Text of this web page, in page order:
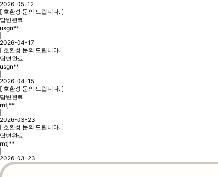
2026-05-12
[ 호환성 문의 드립니다. ]
답변완료
usgn**
2026-04-17
[ 호환성 문의 드립니다. ]
답변완료
usgn**
2026-04-15
[ 호환성 문의 드립니다. ]
답변완료
rntj**
2026-03-23
[ 호환성 문의 드립니다. ]
답변완료
rntj**
2026-03-23